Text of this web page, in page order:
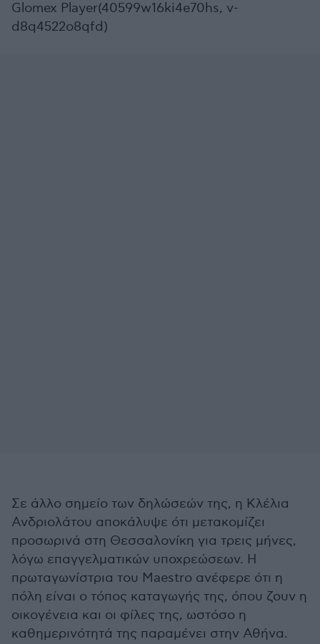
Glomex Player(40599w16ki4e70hs, v-
d8q4522o8qfd)
Σε άλλο σημείο των δηλώσεών της, η Κλέλια
Ανδριολάτου αποκάλυψε ότι μετακομίζει
προσωρινά στη Θεσσαλονίκη για τρεις μήνες,
λόγω επαγγελματικών υποχρεώσεων. Η
πρωταγωνίστρια του Maestro ανέφερε ότι η
πόλη είναι ο τόπος καταγωγής της, όπου ζουν η
οικογένεια και οι φίλες της, ωστόσο η
καθημερινότητά της παραμένει στην Αθήνα.